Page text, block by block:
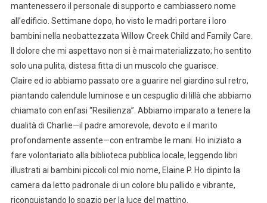
mantenessero il personale di supporto e cambiassero nome
all’edificio. Settimane dopo, ho visto le madri portare i loro
bambini nella neobattezzata Willow Creek Child and Family Care.
Il dolore che mi aspettavo non si è mai materializzato; ho sentito
solo una pulita, distesa fitta di un muscolo che guarisce.
Claire ed io abbiamo passato ore a guarire nel giardino sul retro,
piantando calendule luminose e un cespuglio di lillà che abbiamo
chiamato con enfasi “Resilienza”. Abbiamo imparato a tenere la
dualità di Charlie—il padre amorevole, devoto e il marito
profondamente assente—con entrambe le mani. Ho iniziato a
fare volontariato alla biblioteca pubblica locale, leggendo libri
illustrati ai bambini piccoli col mio nome, Elaine P. Ho dipinto la
camera da letto padronale di un colore blu pallido e vibrante,
riconquistando lo spazio per la luce del mattino.